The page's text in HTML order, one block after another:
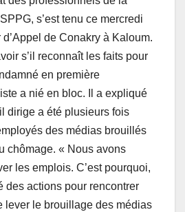
s’est tenu ce mercredi
de Conakry à Kaloum.
s’il reconnaît les faits pour
en première
a nié en bloc. Il a expliqué
dirige a été plusieurs fois
des médias brouillés
chômage. « Nous avons
les emplois. C’est pourquoi,
des actions pour rencontrer
lever le brouillage des médias